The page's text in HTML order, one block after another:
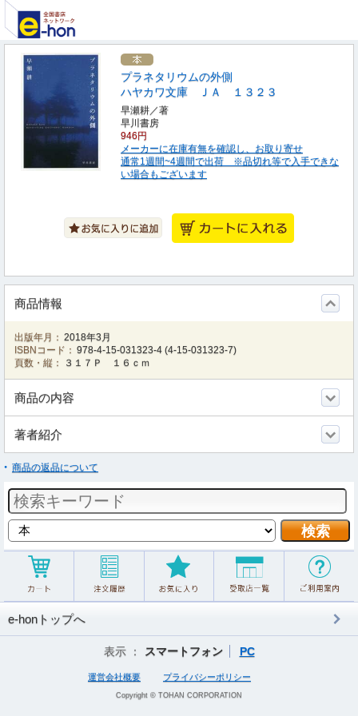
プラネタリウムの外側
ハヤカワ文庫 ＪＡ １３２３
早瀬耕／著
早川書房
946円
メーカーに在庫有無を確認し、お取り寄せ
通常1週間~4週間で出荷 ※品切れ等で入手できな
い場合もございます
商品情報
出版年月： 2018年3月
ISBNコード： 978-4-15-031323-4 (4-15-031323-7)
頁数・縦：
３１７Ｐ １６ｃｍ
商品の内容
著者紹介
商品の返品について
e-honトップへ
表示 ： スマートフォン PC
運営会社概要 プライバシーポリシー
Copyright © TOHAN CORPORATION